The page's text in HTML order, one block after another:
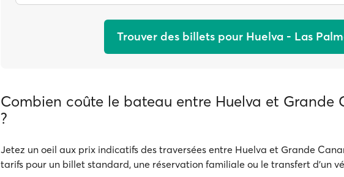
Trouver des billets pour Huelva - Las
Combien coûte le bateau entre Huelva et Grande
?
Jetez un oeil aux prix indicatifs des traversées entre Huelva et Grande
tarifs pour un billet standard, une réservation familiale ou le transfert d'un